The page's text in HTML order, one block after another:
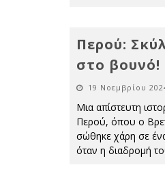
Περού:
στο βουνό!
19 Νοεμβρίου
Μια απίστευτη
Περού, όπου ο
σώθηκε χάρη σε
όταν η διαδρομή